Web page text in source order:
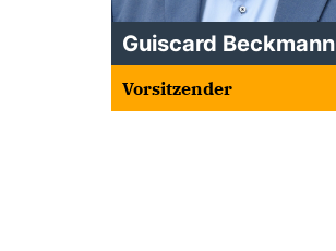
Guiscard Beckmann
Vorsitzender